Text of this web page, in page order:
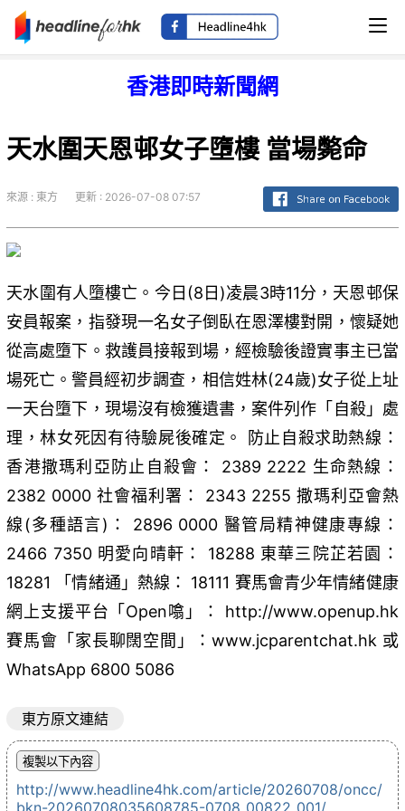
香港即時新聞網
天水圍天恩邨女子墮樓 當場斃命
來源 : 東方 更新 : 2026-07-08 07:57
天水圍有人墮樓亡。今日(8日)凌晨3時11分，天恩邨保
安員報案，指發現一名女子倒臥在恩澤樓對開，懷疑她
從高處墮下。救護員接報到場，經檢驗後證實事主已當
場死亡。警員經初步調查，相信姓林(24歲)女子從上址
一天台墮下，現場沒有檢獲遺書，案件列作「自殺」處
理，林女死因有待驗屍後確定。 防止自殺求助熱線：
香港撒瑪利亞防止自殺會： 2389 2222 生命熱線：
2382 0000 社會福利署： 2343 2255 撒瑪利亞會熱
線(多種語言)： 2896 0000 醫管局精神健康專線：
2466 7350 明愛向晴軒： 18288 東華三院芷若園：
18281 「情緒通」熱線： 18111 賽馬會青少年情緒健康
網上支援平台「Open噏」： http://www.openup.hk
賽馬會「家長聊闊空間」：www.jcparentchat.hk 或
WhatsApp 6800 5086
東方原文連結
http://www.headline4hk.com/article/20260708/oncc/
bkn-20260708035608785-0708_00822_001/